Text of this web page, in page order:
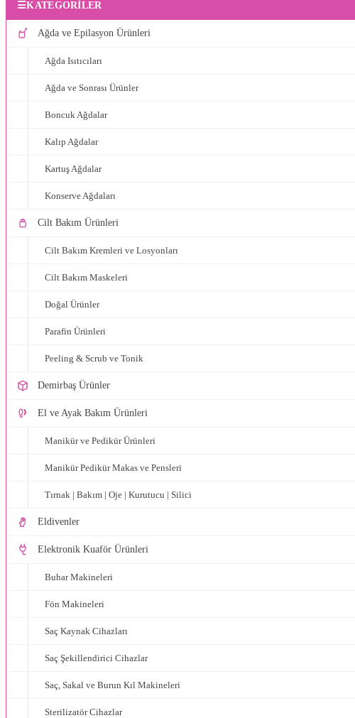
KATEGORİLER
Ağda ve Epilasyon Ürünleri
Ağda Isıtıcıları
Ağda ve Sonrası Ürünler
Boncuk Ağdalar
Kalıp Ağdalar
Kartuş Ağdalar
Konserve Ağdaları
Cilt Bakım Ürünleri
Cilt Bakım Kremleri ve Losyonları
Cilt Bakım Maskeleri
Doğal Ürünler
Parafin Ürünleri
Peeling & Scrub ve Tonik
Demirbaş Ürünler
El ve Ayak Bakım Ürünleri
Manikür ve Pedikür Ürünleri
Manikür Pedikür Makas ve Pensleri
Tırnak | Bakım | Oje | Kurutucu | Silici
Eldivenler
Elektronik Kuaför Ürünleri
Buhar Makineleri
Fön Makineleri
Saç Kaynak Cihazları
Saç Şekillendirici Cihazlar
Saç, Sakal ve Burun Kıl Makineleri
Sterilizatör Cihazlar